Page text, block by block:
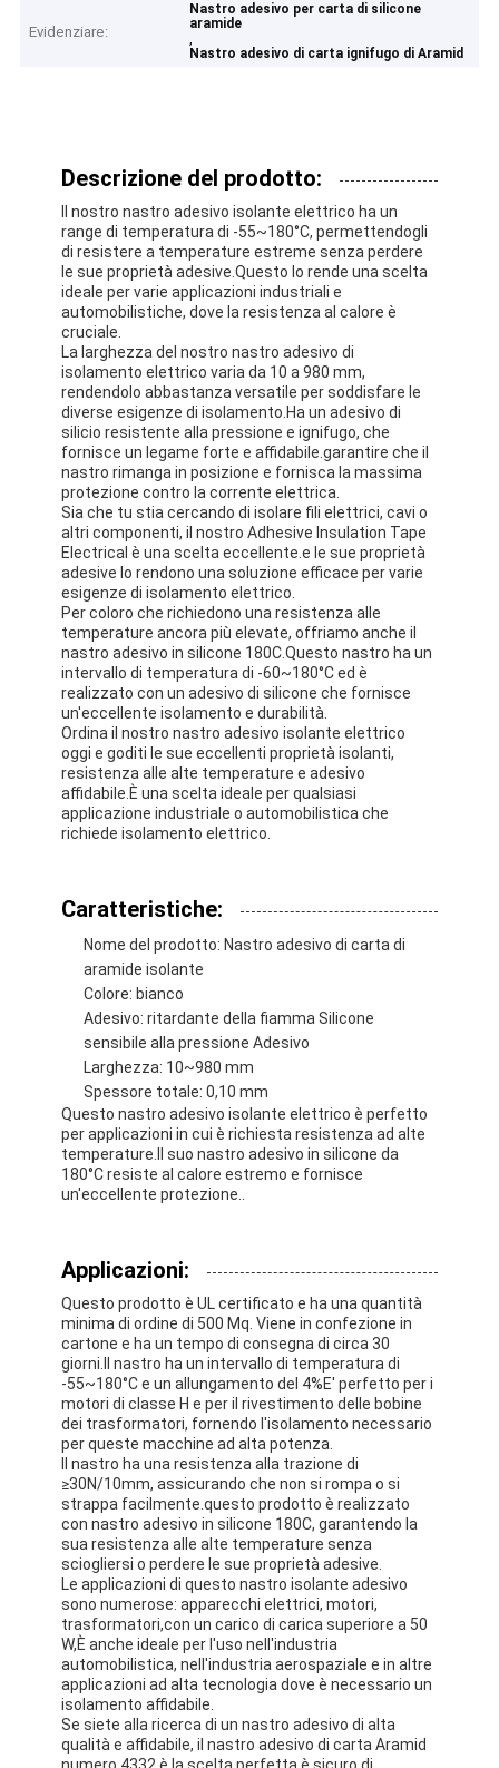
Casa
Prodotti
Controllo di qualità
Contattici
Nastro adesivo dell'isolamento
Nastro dell'isolamento del panno di vetro
Nastro termoresistente dell'isolamento
Nastro adesivo del panno di vetro
Nastro adesivo del film del Polyimide
Nastro adesivo del di alluminio
Evidenziare:
Nastro adesivo per carta di silicone
aramide
,
Nastro adesivo di carta ignifugo di Aramid
Descrizione del prodotto:
Il nostro nastro adesivo isolante elettrico ha un
range di temperatura di -55~180°C, permettendogli
di resistere a temperature estreme senza perdere
le sue proprietà adesive.Questo lo rende una scelta
ideale per varie applicazioni industriali e
automobilistiche, dove la resistenza al calore è
cruciale.
La larghezza del nostro nastro adesivo di
isolamento elettrico varia da 10 a 980 mm,
rendendolo abbastanza versatile per soddisfare le
diverse esigenze di isolamento.Ha un adesivo di
silicio resistente alla pressione e ignifugo, che
fornisce un legame forte e affidabile.garantire che il
nastro rimanga in posizione e fornisca la massima
protezione contro la corrente elettrica.
Sia che tu stia cercando di isolare fili elettrici, cavi o
altri componenti, il nostro Adhesive Insulation Tape
Electrical è una scelta eccellente.e le sue proprietà
adesive lo rendono una soluzione efficace per varie
esigenze di isolamento elettrico.
Per coloro che richiedono una resistenza alle
temperature ancora più elevate, offriamo anche il
nastro adesivo in silicone 180C.Questo nastro ha un
intervallo di temperatura di -60~180°C ed è
realizzato con un adesivo di silicone che fornisce
un'eccellente isolamento e durabilità.
Ordina il nostro nastro adesivo isolante elettrico
oggi e goditi le sue eccellenti proprietà isolanti,
resistenza alle alte temperature e adesivo
affidabile.È una scelta ideale per qualsiasi
applicazione industriale o automobilistica che
richiede isolamento elettrico.
Caratteristiche:
Nome del prodotto: Nastro adesivo di carta di
aramide isolante
Colore: bianco
Adesivo: ritardante della fiamma Silicone
sensibile alla pressione Adesivo
Larghezza: 10~980 mm
Spessore totale: 0,10 mm
Questo nastro adesivo isolante elettrico è perfetto
per applicazioni in cui è richiesta resistenza ad alte
temperature.Il suo nastro adesivo in silicone da
180°C resiste al calore estremo e fornisce
un'eccellente protezione..
Applicazioni:
Questo prodotto è UL certificato e ha una quantità
minima di ordine di 500 Mq. Viene in confezione in
cartone e ha un tempo di consegna di circa 30
giorni.Il nastro ha un intervallo di temperatura di
-55~180°C e un allungamento del 4%E' perfetto per i
motori di classe H e per il rivestimento delle bobine
dei trasformatori, fornendo l'isolamento necessario
per queste macchine ad alta potenza.
Il nastro ha una resistenza alla trazione di
≥30N/10mm, assicurando che non si rompa o si
strappa facilmente.questo prodotto è realizzato
con nastro adesivo in silicone 180C, garantendo la
sua resistenza alle alte temperature senza
sciogliersi o perdere le sue proprietà adesive.
Le applicazioni di questo nastro isolante adesivo
sono numerose: apparecchi elettrici, motori,
trasformatori,con un carico di carica superiore a 50
W,È anche ideale per l'uso nell'industria
automobilistica, nell'industria aerospaziale e in altre
applicazioni ad alta tecnologia dove è necessario un
isolamento affidabile.
Se siete alla ricerca di un nastro adesivo di alta
qualità e affidabile, il nastro adesivo di carta Aramid